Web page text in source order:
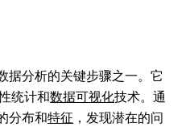
据分析的关键步骤之一。它
统计和数据可视化技术。通
分布和特征 ，发现潜在的问